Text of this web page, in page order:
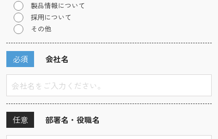
製品情報について
採用について
その他
会社名
必須
部署名・役職名
任意